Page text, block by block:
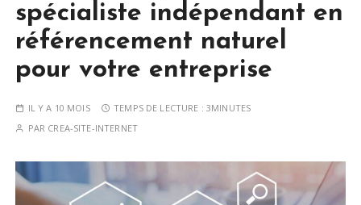
spécialiste indépendant en
référencement naturel
pour votre entreprise
IL Y A 10 MOIS TEMPS DE LECTURE : 3MINUTES
PAR CREA-SITE-INTERNET